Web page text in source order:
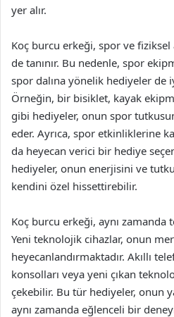
yer alır.
Koç burcu erkeği, spor ve
de tanınır. Bu nedenle, spor
spor dalına yönelik hediyeler de
Örneğin, bir bisiklet, kayak
gibi hediyeler, onun spor
eder. Ayrıca, spor etkinliklerine
da heyecan verici bir hediye
hediyeler, onun enerjisini ve
kendini özel hissettirebilir.
Koç burcu erkeği, aynı
Yeni teknolojik cihazlar, onun
heyecanlandırmaktadır. Akıllı
konsolları veya yeni çıkan
çekebilir. Bu tür hediyeler, onun
aynı zamanda eğlenceli bir